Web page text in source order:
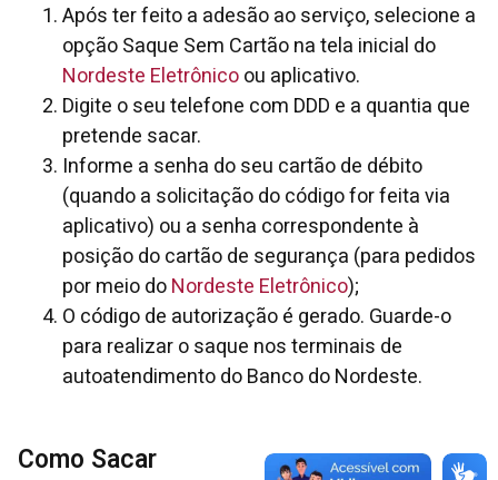
Após ter feito a adesão ao serviço, selecione a
opção Saque Sem Cartão na tela inicial do
Nordeste Eletrônicoou aplicativo.
Digite o seu telefone com DDD e a quantia que
pretende sacar.
Informe a senha do seu cartão de débito
(quando a solicitação do código for feita via
aplicativo) ou a senha correspondente à
posição do cartão de segurança (para pedidos
por meio doNordeste Eletrônico);
O código de autorização é gerado. Guarde-o
para realizar o saque nos terminais de
autoatendimento do Banco do Nordeste.
Como Sacar